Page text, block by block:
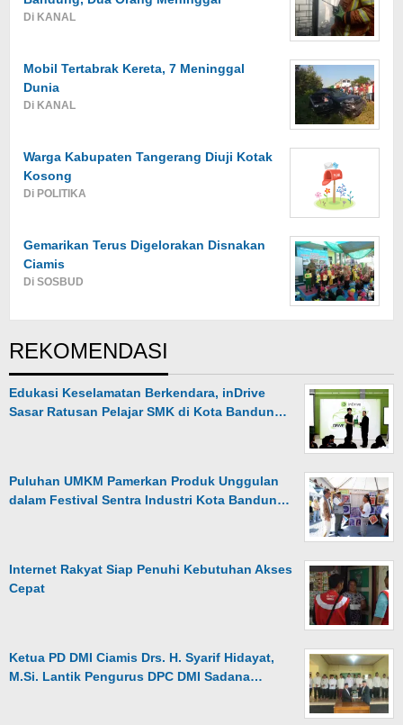
Di KANAL
Mobil Tertabrak Kereta, 7 Meninggal
Dunia
Di KANAL
Warga Kabupaten Tangerang Diuji Kotak
Kosong
Di POLITIKA
Gemarikan Terus Digelorakan Disnakan
Ciamis
Di SOSBUD
REKOMENDASI
Edukasi Keselamatan Berkendara, inDrive
Sasar Ratusan Pelajar SMK di Kota Bandun…
Puluhan UMKM Pamerkan Produk Unggulan
dalam Festival Sentra Industri Kota Bandun…
Internet Rakyat Siap Penuhi Kebutuhan Akses
Cepat
Ketua PD DMI Ciamis Drs. H. Syarif Hidayat,
M.Si. Lantik Pengurus DPC DMI Sadana…